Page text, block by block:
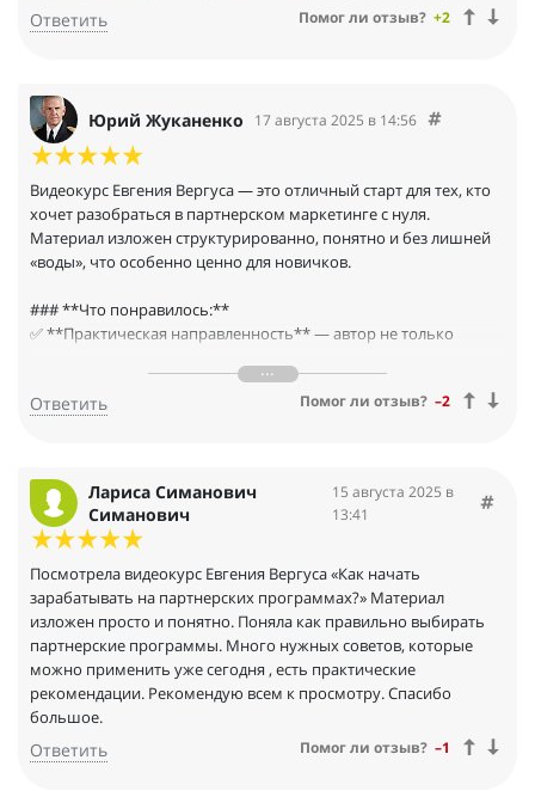
Ответить Помог ли отзыв? +2
Юрий Жуканенко 17 августа 2025 в 14:56
Видеокурс Евгения Вергуса — это отличный старт для тех, кто
хочет разобраться в партнерском маркетинге с нуля.
Материал изложен структурированно, понятно и без лишней
«воды», что особенно ценно для новичков.
### **Что понравилось:**
✅ **Практическая направленность** — автор не только
выбор ниши, подбор партнерских программ, методы
продвижения.
✅ **Полезные ресурсы** — Евгений делится проверенными
инструментами и сервисами, которые помогают быстрее
добиться результатов.
✅ **Мотивирующая подача** — курс заряжает энергией и
уверенностью, что зарабатывать на партнерках реально.
### **Что можно улучшить:**
Ответить Помог ли отзыв? –2
Лариса Симанович
Симанович
15 августа 2025 в
13:41
Посмотрела видеокурс Евгения Вергуса «Как начать
зарабатывать на партнерских программах?» Материал
изложен просто и понятно. Поняла как правильно выбирать
партнерские программы. Много нужных советов, которые
можно применить уже сегодня , есть практические
рекомендации. Рекомендую всем к просмотру. Спасибо
большое.
Ответить Помог ли отзыв? –1